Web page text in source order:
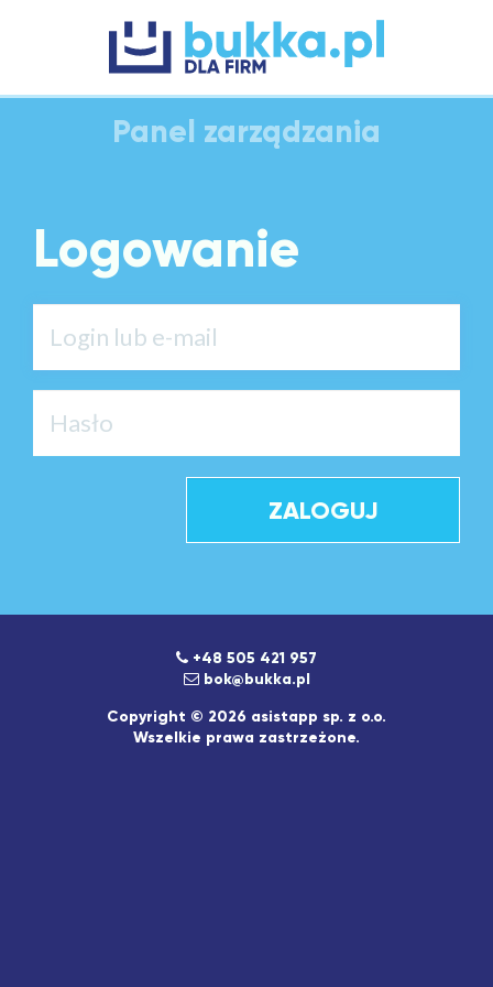
Panel zarządzania
Logowanie
ZALOGUJ
+48 505 421 957
bok@bukka.pl
Copyright © 2026 asistapp sp. z o.o.
Wszelkie prawa zastrzeżone.